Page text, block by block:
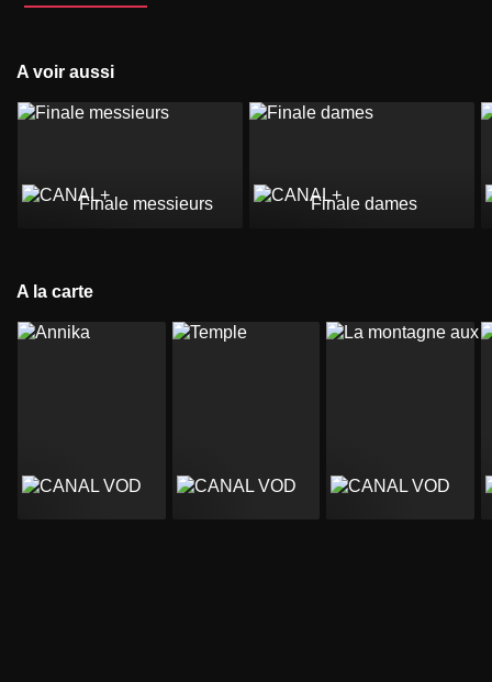
A voir aussi
Finale messieurs Finale dames
A la carte